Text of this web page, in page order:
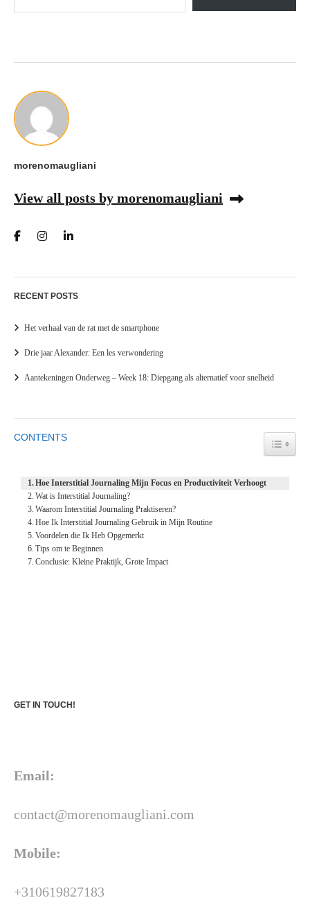
morenomaugliani
View all posts by morenomaugliani
RECENT POSTS
Het verhaal van de rat met de smartphone
Drie jaar Alexander: Een les verwondering
Aantekeningen Onderweg – Week 18: Diepgang als alternatief voor snelheid
CONTENTS
Hoe Interstitial Journaling Mijn Focus en Productiviteit Verhoogt
Wat is Interstitial Journaling?
Waarom Interstitial Journaling Praktiseren?
Hoe Ik Interstitial Journaling Gebruik in Mijn Routine
Voordelen die Ik Heb Opgemerkt
Tips om te Beginnen
Conclusie: Kleine Praktijk, Grote Impact
GET IN TOUCH!
Email:
contact@morenomaugliani.com
Mobile:
+310619827183